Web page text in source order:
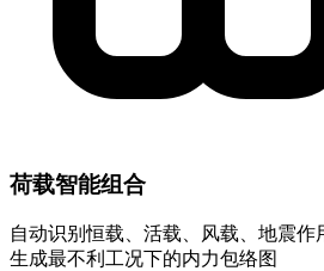
荷载智能组合
自动识别恒载、活载、风载、地震作
生成最不利工况下的内力包络图